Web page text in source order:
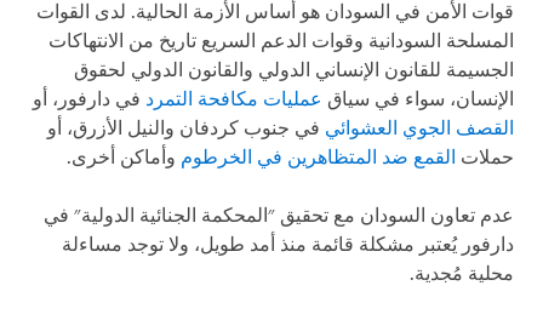
قوات الأمن في السودان هو أساس الأزمة الحالية. لدى القوات
المسلحة السودانية وقوات الدعم السريع تاريخ من الانتهاكات
الجسيمة للقانون الإنساني الدولي والقانون الدولي لحقوق
الإنسان، سواء في سياق عمليات مكافحة التمرد في دارفور، أو
القصف الجوي العشوائي في جنوب كردفان والنيل الأزرق، أو
حملات القمع ضد المتظاهرين في الخرطوم وأماكن أخرى.
عدم تعاون السودان مع تحقيق "المحكمة الجنائية الدولية" في
دارفور يُعتبر مشكلة قائمة منذ أمد طويل، ولا توجد مساءلة
محلية مُجدية.